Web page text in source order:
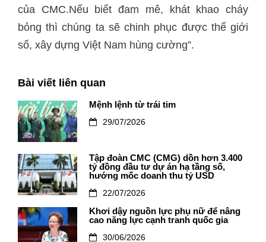
của CMC.Nếu biết đam mê, khát khao cháy
bỏng thì chúng ta sẽ chinh phục được thế giới
số, xây dựng Việt Nam hùng cường”.
Bài viết liên quan
Mệnh lệnh từ trái tim
29/07/2026
Tập đoàn CMC (CMG) dồn hơn 3.400
tỷ đồng đầu tư dự án hạ tầng số,
hướng mốc doanh thu tỷ USD
22/07/2026
Khơi dậy nguồn lực phụ nữ để nâng
cao năng lực cạnh tranh quốc gia
30/06/2026